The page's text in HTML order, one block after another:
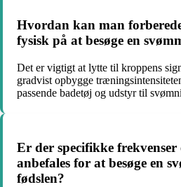
Hvordan kan man
fysisk på at besøge en
Det er vigtigt at lytte til kroppens
gradvist opbygge
passende badetøj og udstyr til
Er der specifikke
anbefales for at besøge en
fødslen?